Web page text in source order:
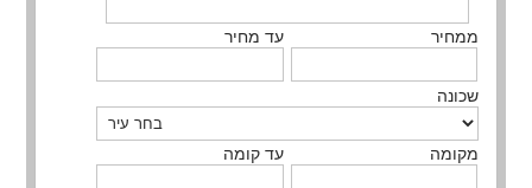
ממחיר עד מחיר
שכונה
מקומה עד קומה